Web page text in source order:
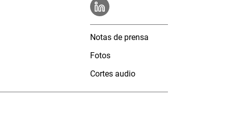
Notas de prensa
Fotos
Cortes audio